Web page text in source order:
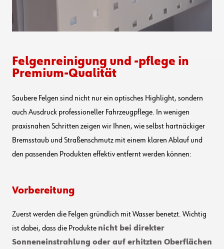
Felgenreinigung und -pflege in
Premium-Qualität
Saubere Felgen sind nicht nur ein optisches Highlight, sondern
auch Ausdruck professioneller Fahrzeugpflege. In wenigen
praxisnahen Schritten zeigen wir Ihnen, wie selbst hartnäckiger
Bremsstaub und Straßenschmutz mit einem klaren Ablauf und
den passenden Produkten effektiv entfernt werden können:
Vorbereitung
Zuerst werden die Felgen gründlich mit Wasser benetzt. Wichtig
ist dabei, dass die Produkte nicht bei direkter
Sonneneinstrahlung oder auf erhitzten Oberflächen